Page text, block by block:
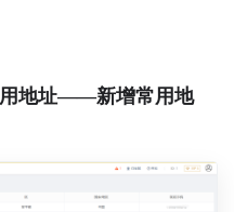
地址——新增常用地